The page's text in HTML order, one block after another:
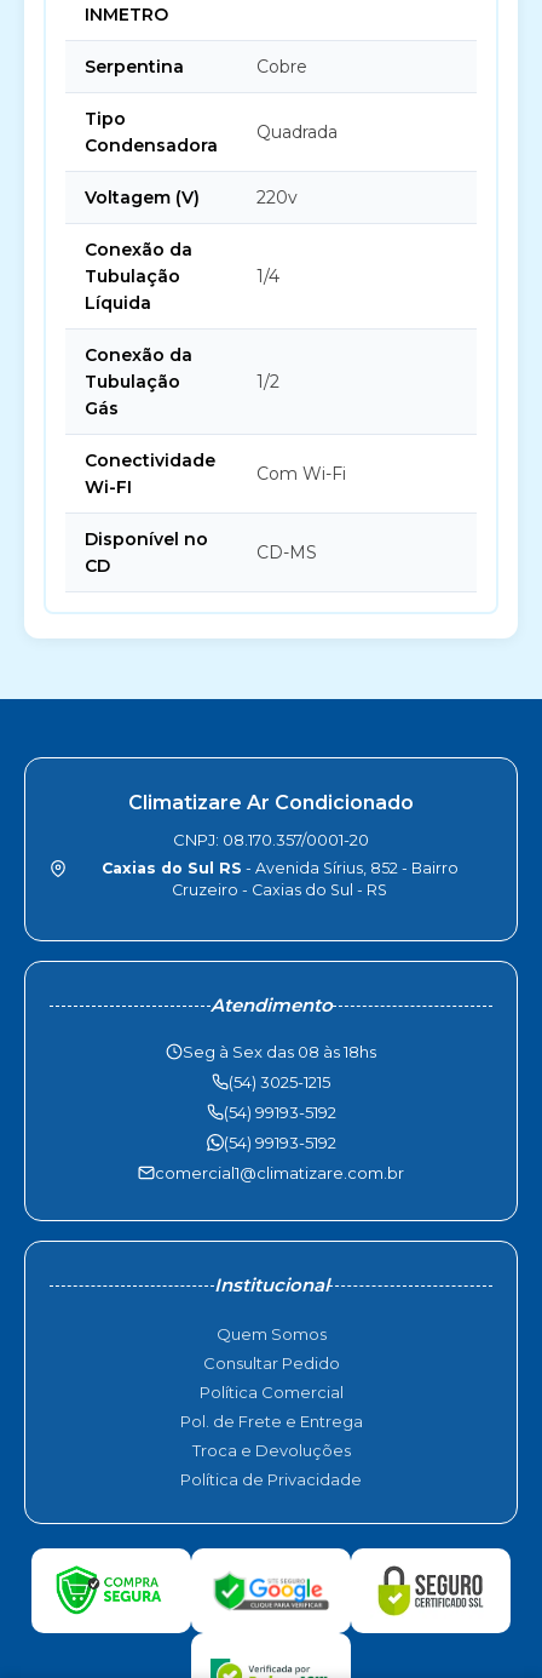
INMETRO
Serpentina Cobre
Tipo
Condensadora
Quadrada
Voltagem (V) 220v
Conexão da
Tubulação
Líquida
1/4
Conexão da
Tubulação
Gás
1/2
Conectividade
Wi-FI
Com Wi-Fi
Disponível no
CD
CD-MS
Climatizare Ar Condicionado
CNPJ: 08.170.357/0001-20
Caxias do Sul RS - Avenida Sírius, 852 - Bairro
Cruzeiro - Caxias do Sul - RS
Atendimento
Seg à Sex das 08 às 18hs
(54) 3025-1215
(54) 99193-5192
(54) 99193-5192
comercial1@climatizare.com.br
Institucional
Quem Somos
Consultar Pedido
Política Comercial
Pol. de Frete e Entrega
Troca e Devoluções
Política de Privacidade